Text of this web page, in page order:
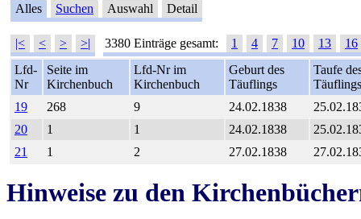
Alles Suchen Auswahl Detail
|< < > >| 3380 Einträge gesamt: 1 4 7 10 13
16
Lfd-
Nr
Seite im
Kirchenbuch
Lfd-Nr im
Kirchenbuch
Geburt des
Täuflings
Taufe
Täuflings
19
268 9 24.02.1838
20
1 1 24.02.1838
21
1 2 27.02.1838
Hinweise zu den